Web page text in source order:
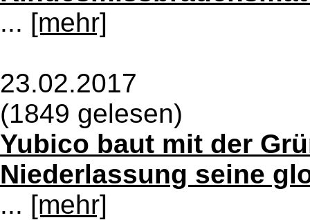
... [mehr]
23.02.2017
(1849 gelesen)
Yubico baut mit der
Niederlassung seine
... [mehr]